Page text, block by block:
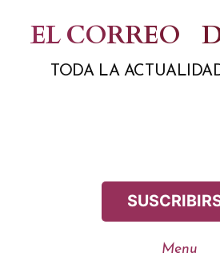
contenido
EL CORREO
TODA LA